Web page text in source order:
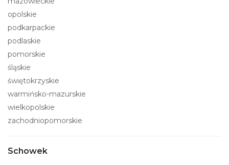
opolskie
podkarpackie
podlaskie
pomorskie
śląskie
świętokrzyskie
warmińsko-mazurskie
wielkopolskie
zachodniopomorskie
Schowek